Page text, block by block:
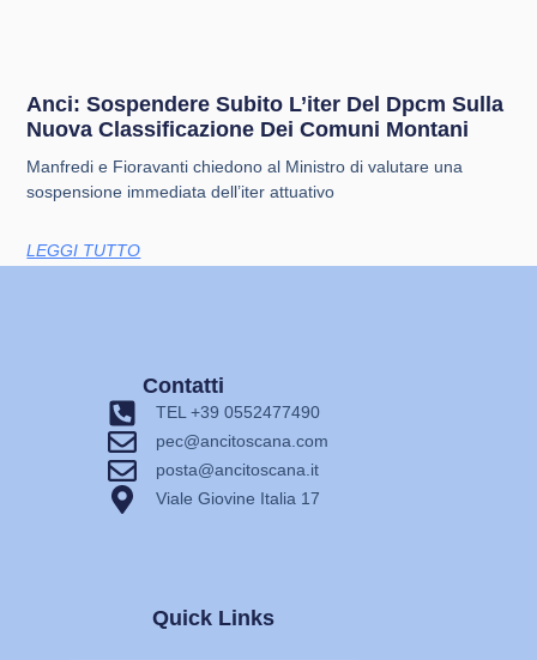
Anci: Sospendere Subito L’iter Del Dpcm Sulla
Nuova Classificazione Dei Comuni Montani
Manfredi e Fioravanti chiedono al Ministro di valutare una
sospensione immediata dell’iter attuativo
LEGGI TUTTO
Quick Links
Contatti
TEL +39 0552477490
pec@ancitoscana.com
posta@ancitoscana.it
Viale Giovine Italia 17